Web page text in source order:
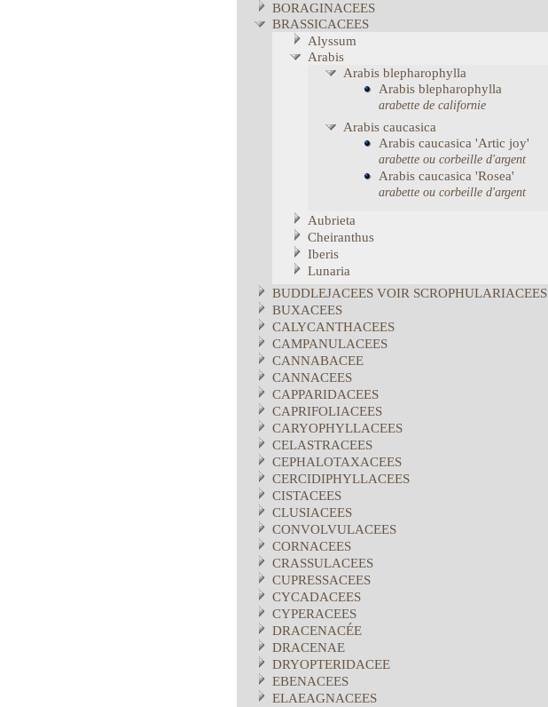
BORAGINACEES
BRASSICACEES
Alyssum
Arabis
Arabis blepharophylla
Arabis blepharophylla
arabette de californie
Arabis caucasica
Arabis caucasica 'Artic joy'
arabette ou corbeille d'argent
Arabis caucasica 'Rosea'
arabette ou corbeille d'argent
Aubrieta
Cheiranthus
Iberis
Lunaria
BUDDLEJACEES VOIR SCROPHULARIACEES
BUXACEES
CALYCANTHACEES
CAMPANULACEES
CANNABACEE
CANNACEES
CAPPARIDACEES
CAPRIFOLIACEES
CARYOPHYLLACEES
CELASTRACEES
CEPHALOTAXACEES
CERCIDIPHYLLACEES
CISTACEES
CLUSIACEES
CONVOLVULACEES
CORNACEES
CRASSULACEES
CUPRESSACEES
CYCADACEES
CYPERACEES
DRACENACÉE
DRACENAE
DRYOPTERIDACEE
EBENACEES
ELAEAGNACEES